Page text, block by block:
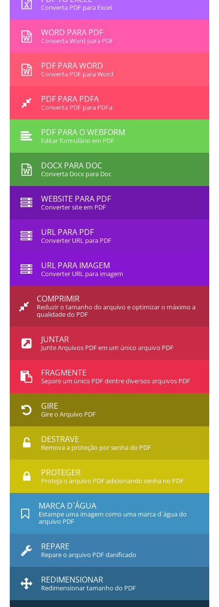
Converta PDF para Excel
WORD PARA PDF
Converta Word para PDF
PDF PARA WORD
Converta PDF para Word
PDF PARA PDFA
Converta PDF para PDFa
PDF PARA O WEBFORM
Editar formulário em PDF
DOCX PARA DOC
Converta Docx para Doc
WEBSITE PARA PDF
Converter site em PDF
URL PARA PDF
Converter URL para PDF
URL PARA IMAGEM
Converter URL para imagem
COMPRIMIR
Reduzir o tamanho do arquivo e optimizar o máximo a
qualidade do PDF
JUNTAR
Junte Arquivos PDF em um único arquivo PDF
FRAGMENTE
Separe um único PDF dentre diversos arquivos PDF
GIRE
Gire o Arquivo PDF
DESTRAVE
Remova a proteção por senha do PDF
PROTEGER
Proteja o arquivo PDF adicionando senha no PDF
MARCA D`ÁGUA
Estampe uma imagem como uma marca d`água do
arquivo PDF
REPARE
Repare o arquivo PDF danificado
REDIMENSIONAR
Redimensionar tamanho do PDF